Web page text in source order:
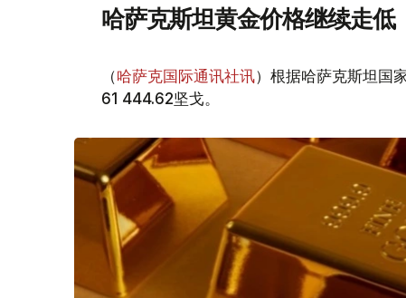
哈萨克斯坦黄金价格继续走低
（哈萨克国际通讯社讯）根据哈萨克斯坦国
61 444.62坚戈。